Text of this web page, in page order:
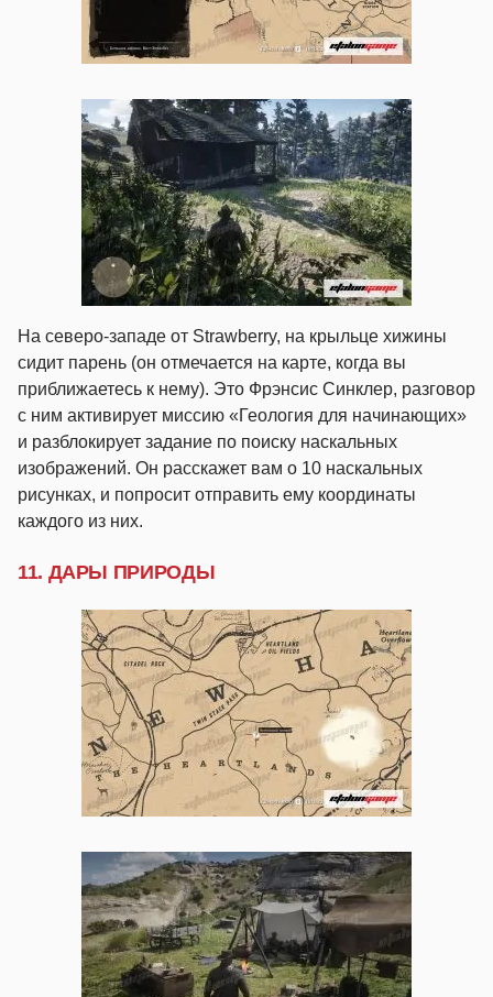
На северо-западе от Strawberry, на крыльце хижины
сидит парень (он отмечается на карте, когда вы
приближаетесь к нему). Это Фрэнсис Синклер, разговор
с ним активирует миссию «Геология для начинающих»
и разблокирует задание по поиску наскальных
изображений. Он расскажет вам о 10 наскальных
рисунках, и попросит отправить ему координаты
каждого из них.
11. ДАРЫ ПРИРОДЫ